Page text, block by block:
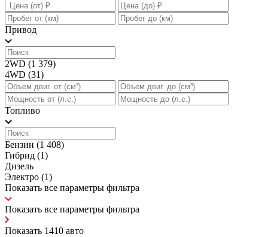
Привод
2WD (1 379)
4WD (31)
Топливо
Бензин (1 408)
Гибрид (1)
Дизель
Электро (1)
Показать все параметры фильтра
Показать все параметры фильтра
Показать 1410 авто